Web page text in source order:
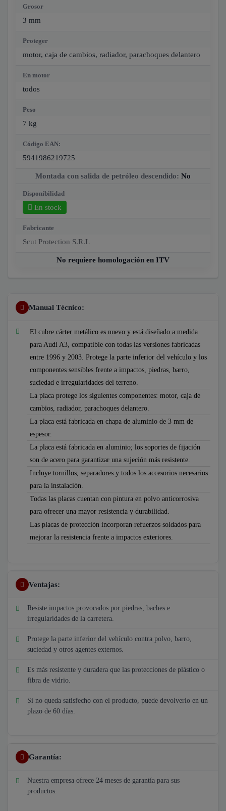
Grosor
3 mm
Proteger
motor, caja de cambios, radiador, parachoques delantero
En motor
todos
Peso
7 kg
Código EAN:
5941986219725
Montada con salida de petróleo descendido: No
Disponibilidad
En stock
Fabricante
Scut Protection S.R.L
No requiere homologación en ITV
Manual Técnico:
El cubre cárter metálico es nuevo y está diseñado a medida
para Audi A3, compatible con todas las versiones fabricadas
entre 1996 y 2003. Protege la parte inferior del vehículo y los
componentes sensibles frente a impactos, piedras, barro,
suciedad e irregularidades del terreno.
La placa protege los siguientes componentes: motor, caja de
cambios, radiador, parachoques delantero.
La placa está fabricada en chapa de aluminio de 3 mm de
espesor.
La placa está fabricada en aluminio; los soportes de fijación
son de acero para garantizar una sujeción más resistente.
Incluye tornillos, separadores y todos los accesorios necesarios
para la instalación.
Todas las placas cuentan con pintura en polvo anticorrosiva
para ofrecer una mayor resistencia y durabilidad.
Las placas de protección incorporan refuerzos soldados para
mejorar la resistencia frente a impactos exteriores.
Ventajas:
Resiste impactos provocados por piedras, baches e
irregularidades de la carretera.
Protege la parte inferior del vehículo contra polvo, barro,
suciedad y otros agentes externos.
Es más resistente y duradera que las protecciones de plástico o
fibra de vidrio.
Si no queda satisfecho con el producto, puede devolverlo en un
plazo de 60 días.
Garantía:
Nuestra empresa ofrece 24 meses de garantía para sus
productos.